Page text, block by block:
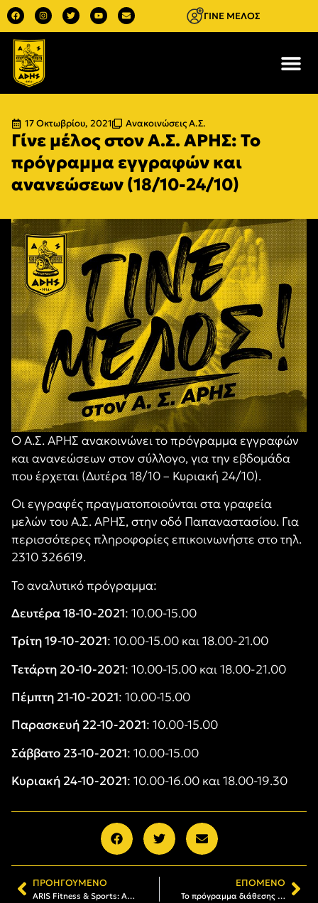
ΓΙΝΕ ΜΕΛΟΣ
17 Οκτωβρίου, 2021 Ανακοινώσεις Α.Σ.
Γίνε μέλος στον Α.Σ. ΑΡΗΣ: Το
πρόγραμμα εγγραφών και
ανανεώσεων (18/10-24/10)
Ο Α.Σ. ΑΡΗΣ ανακοινώνει το πρόγραμμα εγγραφών
και ανανεώσεων στον σύλλογο, για την εβδομάδα
που έρχεται (Δυτέρα 18/10 – Κυριακή 24/10).
Οι εγγραφές πραγματοποιούνται στα γραφεία
μελών του Α.Σ. ΑΡΗΣ, στην οδό Παπαναστασίου. Για
περισσότερες πληροφορίες επικοινωνήστε στο τηλ.
2310 326619.
Το αναλυτικό πρόγραμμα:
Δευτέρα 18-10-2021: 10.00-15.00
Τρίτη 19-10-2021: 10.00-15.00 και 18.00-21.00
Τετάρτη 20-10-2021: 10.00-15.00 και 18.00-21.00
Πέμπτη 21-10-2021: 10.00-15.00
Παρασκευή 22-10-2021: 10.00-15.00
Σάββατο 23-10-2021: 10.00-15.00
Κυριακή 24-10-2021: 10.00-16.00 και 18.00-19.30
ΠΡΟΗΓΟΎΜΕΝΟ
ARIS Fitness & Sports: Αλλαγές στο πρόγραμμα των ομαδικών μαθημάτων
ΕΠΌΜΕΝΟ
Το πρόγραμμα διάθεσης της Κάρτας Φιλάθλου